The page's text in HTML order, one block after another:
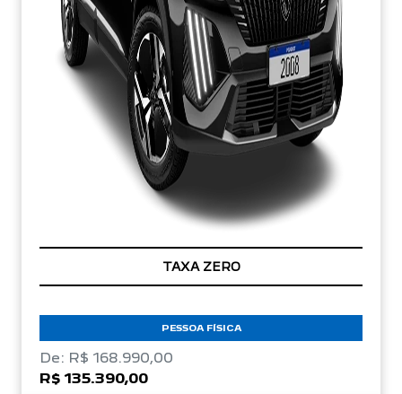
TAXA ZERO
PESSOA FÍSICA
De: R$ 168.990,00
R$ 135.390,00